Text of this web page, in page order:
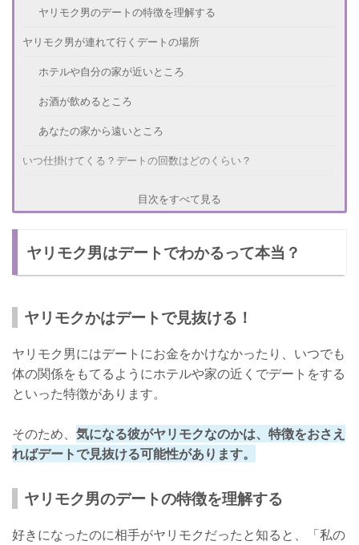
ヤリモク男のデートの特徴を理解する
ヤリモク男が連れて行くデートの場所
ホテルや自分の家が近いところ
お酒が飲めるところ
あなたの家から遠いところ
いつ仕掛けてくる？デートの回数はどのくらい？
デートをしないことがある
ヤリモク男のデートの特徴
お酒をすすめる
デートにお金をかけない
早く気づいて自然消滅を狙おう！
目次をすべて見る
ヤリモク男はデートでわかるって本当？
ヤリモクかはデートで見抜ける！
ヤリモク男にはデートにお金をかけなかったり、いつでも
体の関係をもてるようにホテルや家の近くでデートをする
といった特徴があります。
そのため、 気になる彼がヤリモクなのかは、特徴をおさえ
ればデートで見抜ける可能性があります。
ヤリモク男のデートの特徴を理解する
好きになったのに相手がヤリモクだったと知ると、「私の